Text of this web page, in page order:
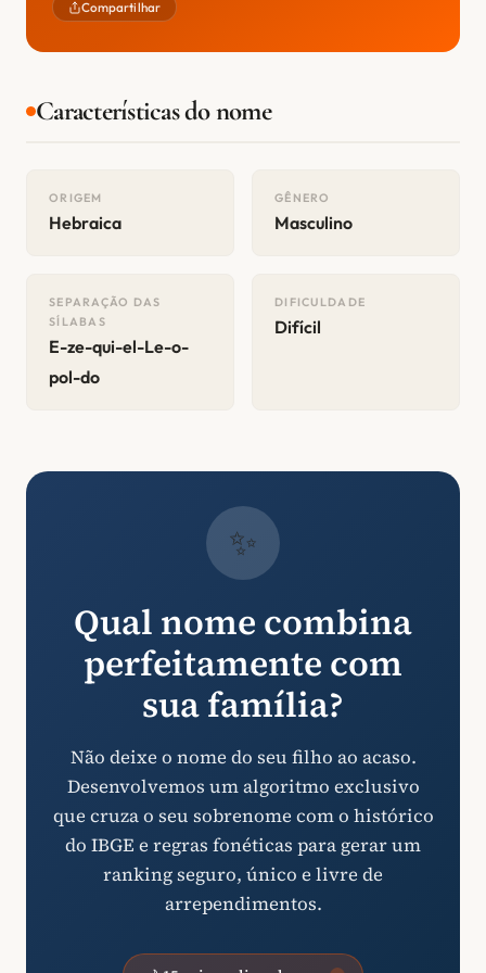
Compartilhar
Características do nome
ORIGEM
Hebraica
GÊNERO
Masculino
SEPARAÇÃO DAS
SÍLABAS
E-ze-qui-el-Le-o-
pol-do
DIFICULDADE
Difícil
✨
Qual nome combina
perfeitamente com
sua família?
Não deixe o nome do seu filho ao acaso.
Desenvolvemos um algoritmo exclusivo
que cruza o seu sobrenome com o histórico
do IBGE e regras fonéticas para gerar um
ranking seguro, único e livre de
arrependimentos.